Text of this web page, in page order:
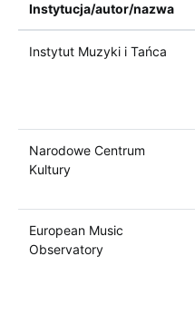
Instytucja/autor/nazwa
Instytut Muzyki i Tańca
Narodowe Centrum
Kultury
European Music
Observatory